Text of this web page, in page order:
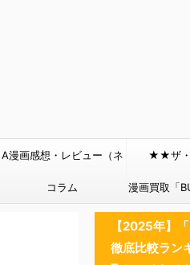
A漫画感想・レビュー（ネ
タバレあり）
★★ザ・
コラム 漫画買取「
ン
【2025年】
徹底比較ラン